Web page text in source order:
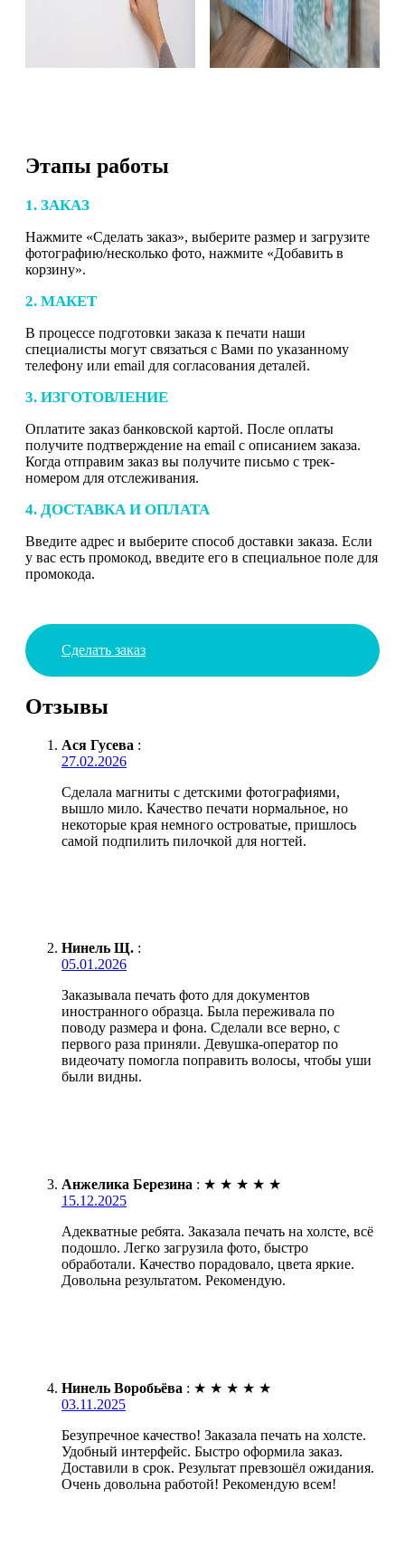
Этапы работы
1. ЗАКАЗ
Нажмите «Сделать заказ», выберите размер и загрузите
фотографию/несколько фото, нажмите «Добавить в
корзину».
2. МАКЕТ
В процессе подготовки заказа к печати наши
специалисты могут связаться с Вами по указанному
телефону или email для согласования деталей.
3. ИЗГОТОВЛЕНИЕ
Оплатите заказ банковской картой. После оплаты
получите подтверждение на email с описанием заказа.
Когда отправим заказ вы получите письмо с трек-
номером для отслеживания.
4. ДОСТАВКА И ОПЛАТА
Введите адрес и выберите способ доставки заказа. Если
у вас есть промокод, введите его в специальное поле для
промокода.
Сделать заказ
Отзывы
Ася Гусева :
27.02.2026
Сделала магниты с детскими фотографиями,
вышло мило. Качество печати нормальное, но
некоторые края немного островатые, пришлось
самой подпилить пилочкой для ногтей.
Нинель Щ. :
05.01.2026
Заказывала печать фото для документов
иностранного образца. Была переживала по
поводу размера и фона. Сделали все верно, с
первого раза приняли. Девушка-оператор по
видеочату помогла поправить волосы, чтобы уши
были видны.
Анжелика Березина : ★ ★ ★ ★ ★
15.12.2025
Адекватные ребята. Заказала печать на холсте, всё
подошло. Легко загрузила фото, быстро
обработали. Качество порадовало, цвета яркие.
Довольна результатом. Рекомендую.
Нинель Воробьёва : ★ ★ ★ ★ ★
03.11.2025
Безупречное качество! Заказала печать на холсте.
Удобный интерфейс. Быстро оформила заказ.
Доставили в срок. Результат превзошёл ожидания.
Очень довольна работой! Рекомендую всем!